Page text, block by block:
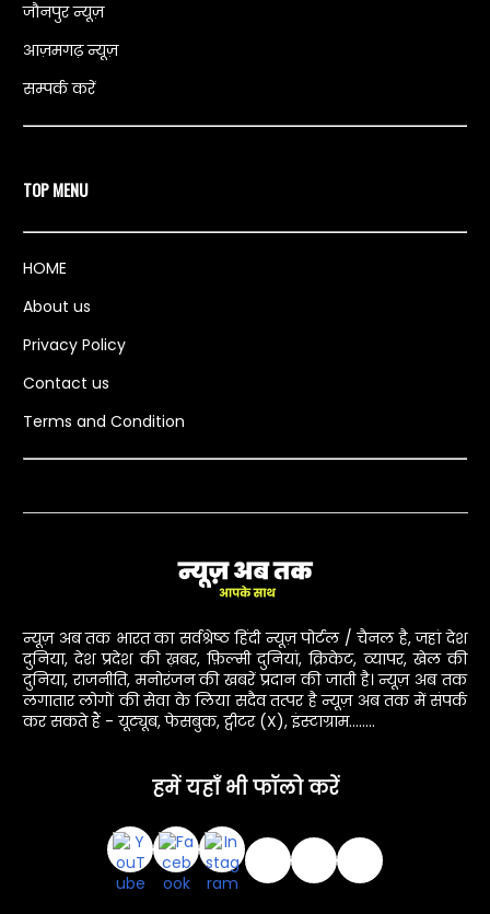
जौनपुर न्यूज़
आज़मगढ़ न्यूज़
सम्पर्क करें
TOP MENU
HOME
About us
Privacy Policy
Contact us
Terms and Condition
न्यूज़ अब तक भारत का सर्वश्रेष्ठ हिंदी न्यूज़ पोर्टल / चैनल है, जहां देश
दुनिया, देश प्रदेश की ख़बर, फ़िल्मी दुनियां, क्रिकेट, व्यापर, खेल की
दुनिया, राजनीति, मनोरंजन की खबरें प्रदान की जाती है। न्यूज़ अब तक
लगातार लोगों की सेवा के लिया सदैव तत्पर है न्यूज़ अब तक में संपर्क
कर सकते हैं - यूट्यूब, फेसबुक, ट्वीटर (X), इंस्टाग्राम........
हमें यहाँ भी फॉलो करें